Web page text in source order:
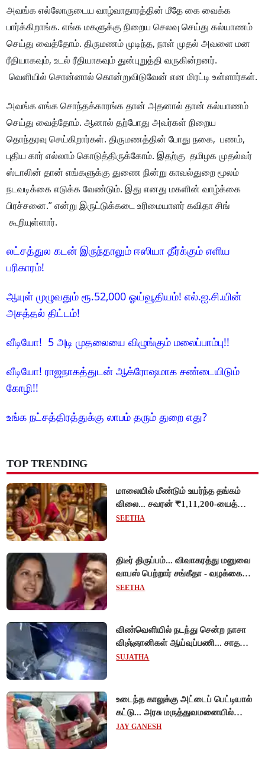
அவங்க எல்லோருடைய வாழ்வாதாரத்தின் மீதே கை வைக்க
பார்க்கிறாங்க. எங்க மகளுக்கு நிறைய செலவு செய்து கல்யாணம்
செய்து வைத்தோம். திருமணம் முடிந்த, நாள் முதல் அவளை மன
ரீதியாகவும், உடல் ரீதியாகவும் துன்புறுத்தி வருகின்றனர்.
வெளியில் சொன்னால் கொன்றுவிடுவேன் என மிரட்டி உள்ளார்கள்.
அவங்க எங்க சொந்தக்காரங்க தான் அதனால் தான் கல்யாணம்
செய்து வைத்தோம். ஆனால் தற்போது அவர்கள் நிறைய
தொந்தரவு செய்கிறார்கள். திருமணத்தின் போது நகை, பணம்,
புதிய கார் எல்லாம் கொடுத்திருக்கோம். இதற்கு தமிழக முதல்வர்
ஸ்டாலின் தான் எங்களுக்கு துணை நின்று காவல்துறை மூலம்
நடவடிக்கை எடுக்க வேண்டும். இது எனது மகளின் வாழ்க்கை
பிரச்சனை.” என்று இருட்டுக்கடை உரிமையாளர் கவிதா சிங்
கூறியுள்ளார்.
லட்சத்துல கடன் இருந்தாலும் ஈஸியா தீர்க்கும் எளிய
பரிகாரம்!
ஆயுள் முழுவதும் ரூ.52,000 ஓய்வூதியம்! எல்.ஐ.சி.யின்
அசத்தல் திட்டம்!
வீடியோ! 5 அடி முதலையை விழுங்கும் மலைப்பாம்பு!!
வீடியோ! ராஜநாகத்துடன் ஆக்ரோஷமாக சண்டையிடும்
கோழி!!
உங்க நட்சத்திரத்துக்கு லாபம் தரும் துறை எது?
TOP TRENDING
மாலையில் மீண்டும் உயர்ந்த தங்கம்
விலை... சவரன் ₹1,11,200-யைத்
தொட்டது!
SEETHA
திடீர் திருப்பம்... விவாகரத்து மனுவை
வாபஸ் பெற்றார் சங்கீதா - வழக்கை
முடித்து வைத்தது செங்கல்பட்டு
SEETHA
விண்வெளியில் நடந்து சென்ற நாசா
விஞ்ஞானிகள் ஆய்வுப்பணி... சாதனை
!
SUJATHA
உடைந்த காலுக்கு அட்டைப் பெட்டியால்
கட்டு... அரசு மருத்துவமனையில்
விநோத சிகிச்சை... அதிர்ச்சி வீடியோ!
JAY GANESH